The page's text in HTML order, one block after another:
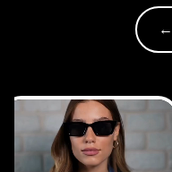
←